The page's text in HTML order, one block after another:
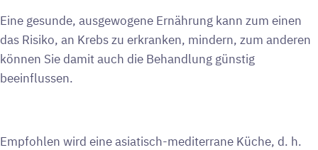
Eine gesunde, ausgewogene Ernährung kann zum einen
das Risiko, an Krebs zu erkranken, mindern, zum anderen
können Sie damit auch die Behandlung günstig
beeinflussen.
Empfohlen wird eine asiatisch-mediterrane Küche, d. h.